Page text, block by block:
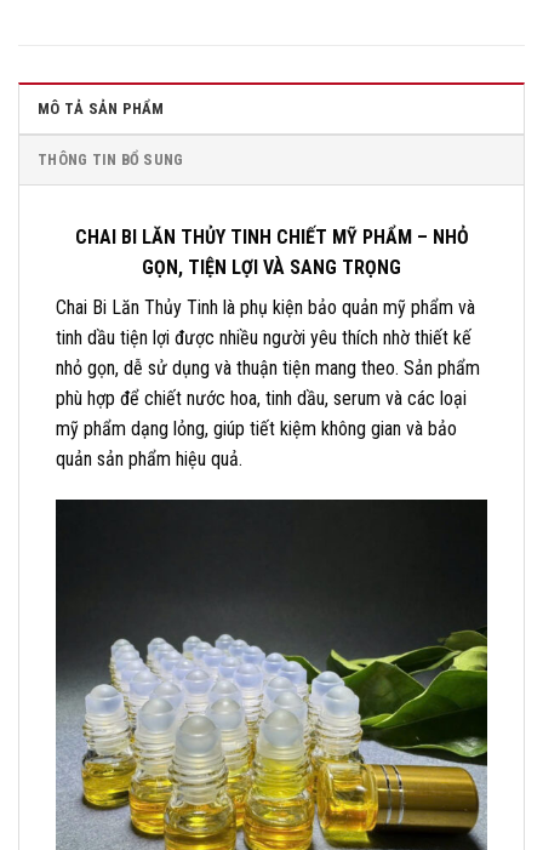
MÔ TẢ SẢN PHẨM
THÔNG TIN BỔ SUNG
CHAI BI LĂN THỦY TINH CHIẾT MỸ PHẨM – NHỎ
GỌN, TIỆN LỢI VÀ SANG TRỌNG
Chai Bi Lăn Thủy Tinh là phụ kiện bảo quản mỹ phẩm và
tinh dầu tiện lợi được nhiều người yêu thích nhờ thiết kế
nhỏ gọn, dễ sử dụng và thuận tiện mang theo. Sản phẩm
phù hợp để chiết nước hoa, tinh dầu, serum và các loại
mỹ phẩm dạng lỏng, giúp tiết kiệm không gian và bảo
quản sản phẩm hiệu quả.